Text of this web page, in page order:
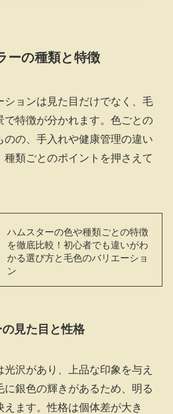
ーの種類と特徴
ションは見た目だけでなく、毛
で特徴が分かれます。色ごとの
のの、手入れや健康管理の違い
種類ごとのポイントを押さえて
ハムスターの色や種類ごとの特徴
を徹底比較！初心者でも違いがわ
かる選び方と毛色のバリエーショ
ン
見た目と性格
光沢があり、上品な印象を与え
に銀色の輝きがあるため、明る
えます。性格は個体差が大き